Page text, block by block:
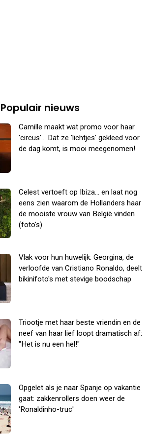
Populair nieuws
Camille maakt wat promo voor haar
'circus'... Dat ze 'lichtjes' gekleed voor
de dag komt, is mooi meegenomen!
Celest vertoeft op Ibiza... en laat nog
eens zien waarom de Hollanders haar
de mooiste vrouw van België vinden
(foto's)
Vlak voor hun huwelijk: Georgina, de
verloofde van Cristiano Ronaldo, deelt
bikinifoto's met stevige boodschap
Triootje met haar beste vriendin en de
neef van haar lief loopt dramatisch af:
"Het is nu een hel!"
Opgelet als je naar Spanje op vakantie
gaat: zakkenrollers doen weer de
'Ronaldinho-truc'